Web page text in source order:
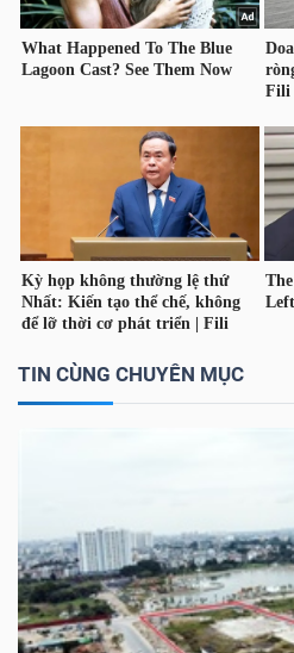
TIN CÙNG CHUYÊN MỤC
tài
Công
đầu
Truyền
thông
tài